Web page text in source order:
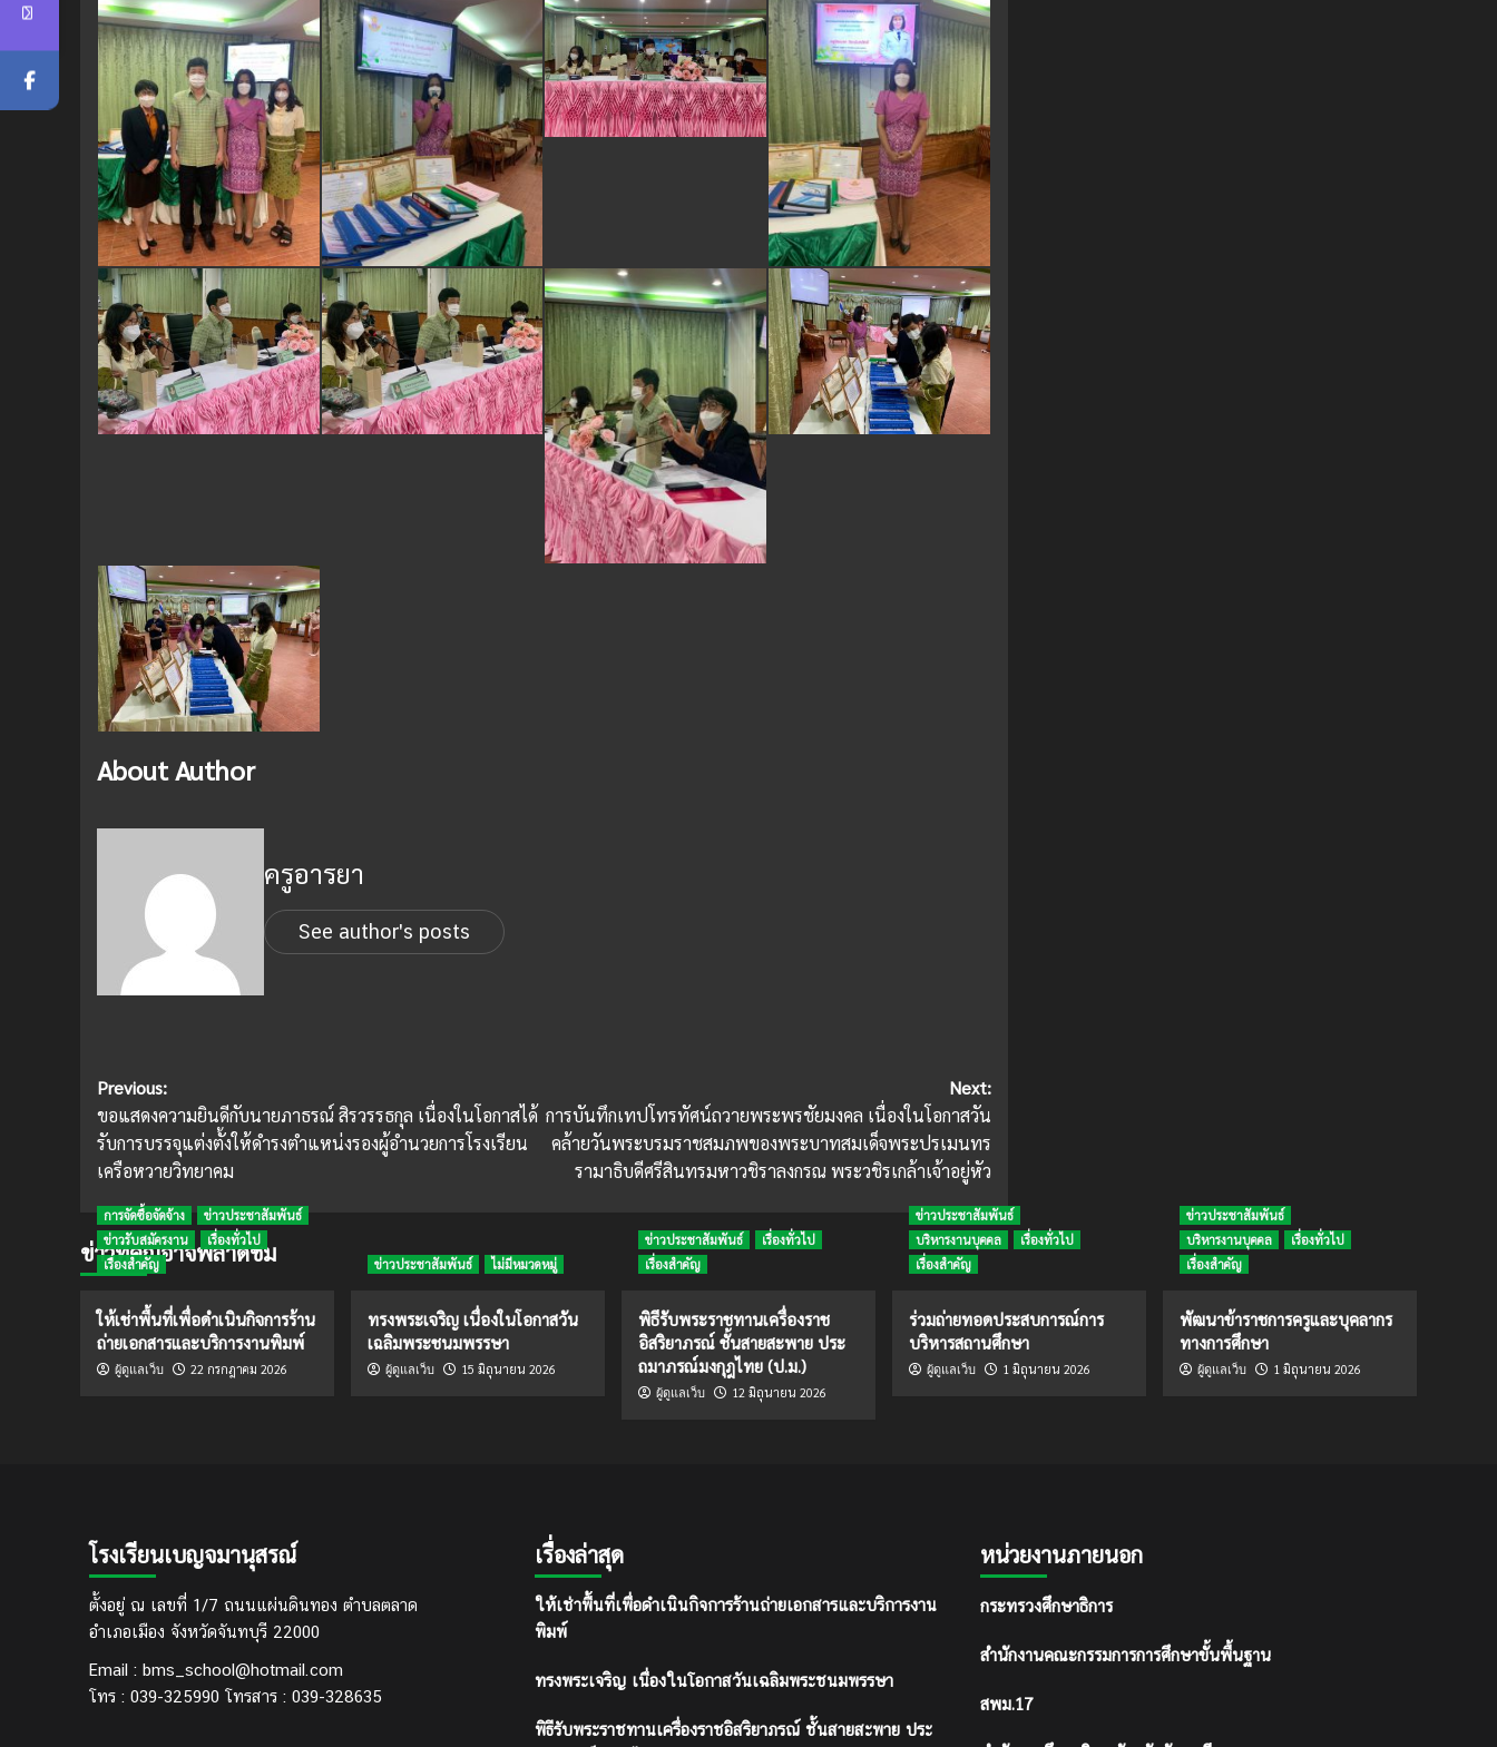
About Author
ครูอารยา
See author's posts
Post
navigation
Previous:
ขอแสดงความยินดีกับนายภาธรณ์ สิรวรรธกุล เนื่องในโอกาสได้
รับการบรรจุแต่งตั้งให้ดำรงตำแหน่งรองผู้อำนวยการโรงเรียน
เครือหวายวิทยาคม
Next:
การบันทึกเทปโทรทัศน์ถวายพระพรชัยมงคล เนื่องในโอกาสวัน
คล้ายวันพระบรมราชสมภพของพระบาทสมเด็จพระปรเมนทร
รามาธิบดีศรีสินทรมหาวชิราลงกรณ พระวชิรเกล้าเจ้าอยู่หัว
ข่าวที่คุณอาจพลาดชม
การจัดซื้อจัดจ้าง
ข่าวประชาสัมพันธ์
ข่าวรับสมัครงาน
เรื่องทั่วไป
เรื่องสำคัญ
ให้เช่าพื้นที่เพื่อดำเนินกิจการร้าน
ถ่ายเอกสารและบริการงานพิมพ์
ผู้ดูแลเว็บ 22 กรกฎาคม 2026
ข่าวประชาสัมพันธ์ ไม่มีหมวดหมู่
ทรงพระเจริญ เนื่องในโอกาสวัน
เฉลิมพระชนมพรรษา
ผู้ดูแลเว็บ 15 มิถุนายน 2026
ข่าวประชาสัมพันธ์
เรื่องทั่วไป
เรื่องสำคัญ
พิธีรับพระราชทานเครื่องราช
อิสริยาภรณ์ ชั้นสายสะพาย ประ
ถมาภรณ์มงกุฎไทย (ป.ม.)
ผู้ดูแลเว็บ 12 มิถุนายน 2026
ข่าวประชาสัมพันธ์
บริหารงานบุคคล
เรื่องทั่วไป
เรื่องสำคัญ
ร่วมถ่ายทอดประสบการณ์การ
บริหารสถานศึกษา
ผู้ดูแลเว็บ 1 มิถุนายน 2026
ข่าวประชาสัมพันธ์
บริหารงานบุคคล
เรื่องทั่วไป
เรื่องสำคัญ
พัฒนาข้าราชการครูและบุคลากร
ทางการศึกษา
ผู้ดูแลเว็บ 1 มิถุนายน 2026
โรงเรียนเบญจมานุสรณ์
ตั้งอยู่ ณ เลขที่ 1/7 ถนนแผ่นดินทอง ตำบลตลาด
อำเภอเมือง จังหวัดจันทบุรี 22000
Email : bms_school@hotmail.com
โทร : 039-325990 โทรสาร : 039-328635
เรื่องล่าสุด
ให้เช่าพื้นที่เพื่อดำเนินกิจการร้านถ่ายเอกสารและบริการงาน
พิมพ์
ทรงพระเจริญ เนื่องในโอกาสวันเฉลิมพระชนมพรรษา
พิธีรับพระราชทานเครื่องราชอิสริยาภรณ์ ชั้นสายสะพาย ประ
หน่วยงานภายนอก
กระทรวงศึกษาธิการ
สำนักงานคณะกรรมการการศึกษาขั้นพื้นฐาน
สพม.17